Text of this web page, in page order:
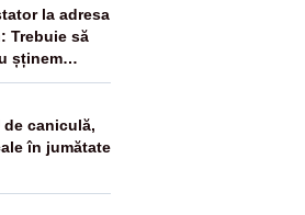
la adresa
Trebuie să
șținem
de alertă
de caniculă,
în jumătate